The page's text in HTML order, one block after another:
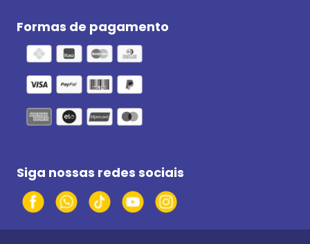
Formas de pagamento
Siga nossas redes sociais